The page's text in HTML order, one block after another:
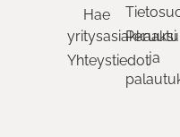
Hae
yritysasiakkaaksi
Yhteystiedotja